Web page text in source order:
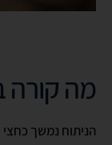
מה קורה
הניתוח נמשך